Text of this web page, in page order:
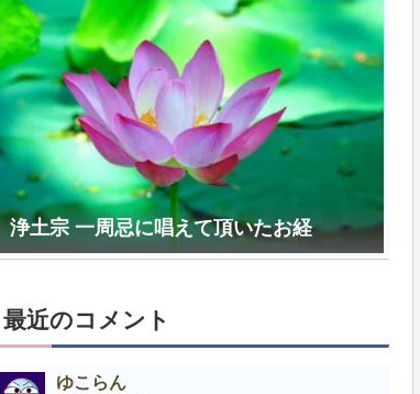
浄土宗 一周忌に唱えて頂いたお経
最近のコメント
ゆこらん